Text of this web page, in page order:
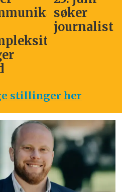
søker
journalist
stillinger her